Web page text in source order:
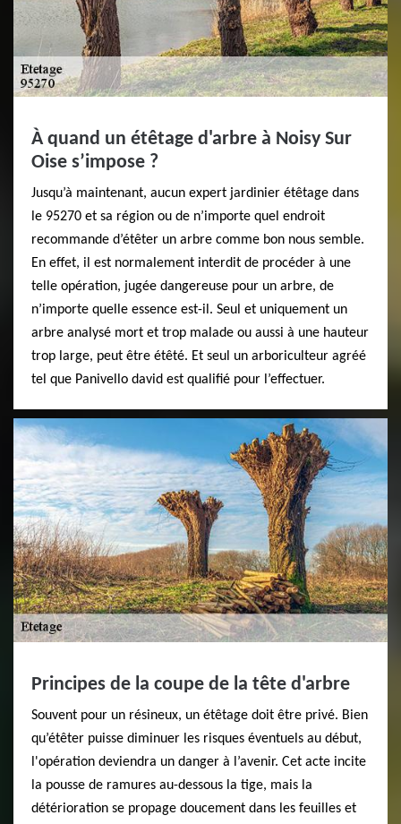
À quand un étêtage d'arbre à Noisy Sur
Oise s’impose ?
Jusqu’à maintenant, aucun expert jardinier étêtage dans
le 95270 et sa région ou de n’importe quel endroit
recommande d’étêter un arbre comme bon nous semble.
En effet, il est normalement interdit de procéder à une
telle opération, jugée dangereuse pour un arbre, de
n’importe quelle essence est-il. Seul et uniquement un
arbre analysé mort et trop malade ou aussi à une hauteur
trop large, peut être étêté. Et seul un arboriculteur agréé
tel que Panivello david est qualifié pour l’effectuer.
Principes de la coupe de la tête d'arbre
Souvent pour un résineux, un étêtage doit être privé. Bien
qu’étêter puisse diminuer les risques éventuels au début,
l'opération deviendra un danger à l’avenir. Cet acte incite
la pousse de ramures au-dessous la tige, mais la
détérioration se propage doucement dans les feuilles et